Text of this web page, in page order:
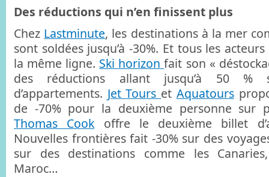
Des réductions qui n’en finissent plus
Chez Lastminute, les destinations à la mer
sont soldées jusqu’à -30%. Et tous les
la même ligne. Ski horizonfait son «
des réductions allant jusqu’à 50 %
d’appartements. Jet Tours et Aquatours
de -70% pour la deuxième personne sur
Thomas Cook offre le deuxième billet
Nouvelles frontières fait -30% sur des
sur des destinations comme les
Maroc…